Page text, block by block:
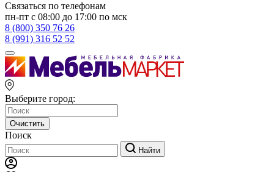
Связаться по телефонам
пн-пт с 08:00 до 17:00 по мск
8 (800) 350 76 26
8 (991) 316 52 52
Выберите город:
Очистить
Поиск
Найти